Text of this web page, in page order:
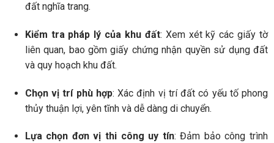
đất nghĩa trang.
Kiểm tra pháp lý của khu đất: Xem xét kỹ các giấy tờ
liên quan, bao gồm giấy chứng nhận quyền sử dụng đất
và quy hoạch khu đất.
Chọn vị trí phù hợp: Xác định vị trí đất có yếu tố phong
thủy thuận lợi, yên tĩnh và dễ dàng di chuyển.
Lựa chọn đơn vị thi công uy tín: Đảm bảo công trình